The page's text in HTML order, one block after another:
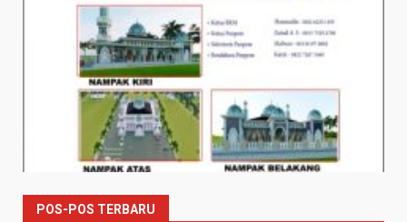
POS-POS TERBARU